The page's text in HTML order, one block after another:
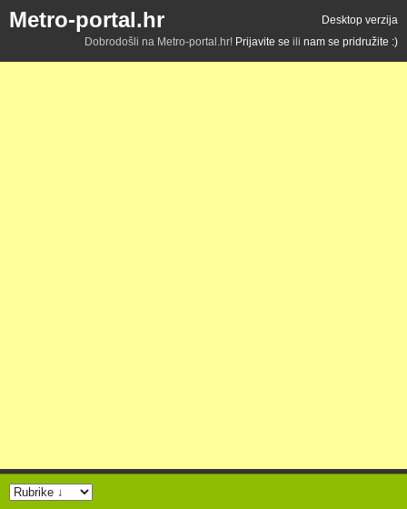
Metro-portal.hr
Desktop verzija
Dobrodošli na Metro-portal.hr! Prijavite se ili nam se pridružite :)